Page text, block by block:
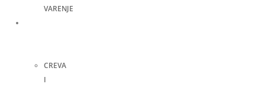
VARENJE
CREVA
I